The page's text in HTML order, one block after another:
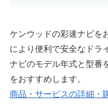
ケンウッドの彩速ナビを
により便利で安全なドラ
ナビのモデル年式と型番
をおすすめします。
商品・サービスの詳細・